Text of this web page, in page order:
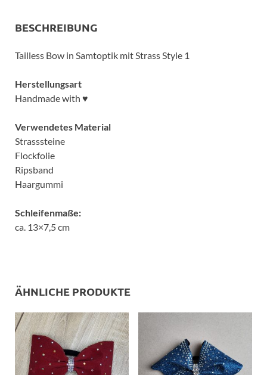
BESCHREIBUNG
Tailless Bow in Samtoptik mit Strass Style 1
Herstellungsart
Handmade with ♥
Verwendetes Material
Strasssteine
Flockfolie
Ripsband
Haargummi
Schleifenmaße:
ca. 13×7,5 cm
ÄHNLICHE PRODUKTE